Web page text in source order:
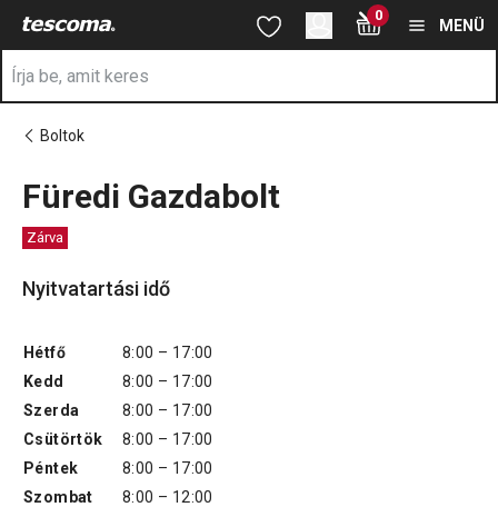
Ugrás a fő tartalomhoz
Ugrás a kereséshez
Ugrás a navigációhoz 0
MENÜ
Boltok
Füredi Gazdabolt
Zárva
Nyitvatartási idő
Hétfő
8:00 – 17:00
Kedd
8:00 – 17:00
Szerda
8:00 – 17:00
Csütörtök
8:00 – 17:00
Péntek
8:00 – 17:00
Szombat
8:00 – 12:00